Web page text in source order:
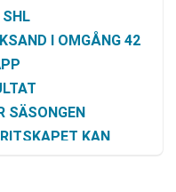
SHL
I OMGÅNG 42
SÄSONGEN
KAN